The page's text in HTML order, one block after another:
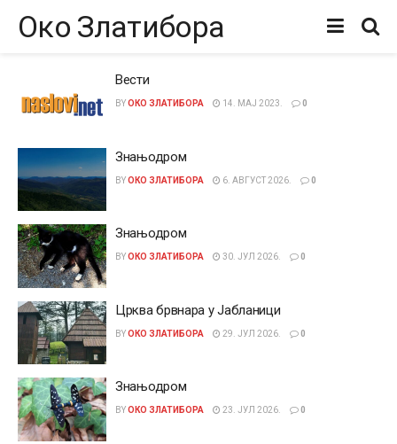
Око Златибора
Вести
BYОКО ЗЛАТИБОРА 14. МАЈ 2023. 0
Знањодром
BYОКО ЗЛАТИБОРА 6. АВГУСТ 2026. 0
Знањодром
BYОКО ЗЛАТИБОРА 30. ЈУЛ 2026. 0
Црква брвнара у Јабланици
BYОКО ЗЛАТИБОРА 29. ЈУЛ 2026. 0
Знањодром
BYОКО ЗЛАТИБОРА 23. ЈУЛ 2026. 0